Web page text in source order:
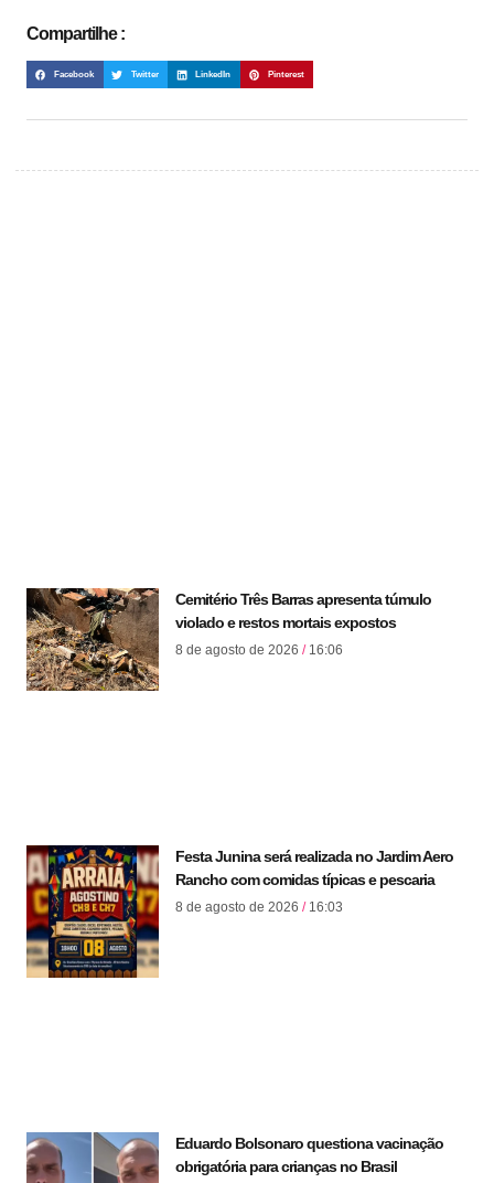
Compartilhe :
Facebook Twitter LinkedIn Pinterest
Cemitério Três Barras apresenta túmulo
violado e restos mortais expostos
8 de agosto de 2026 16:06
Festa Junina será realizada no Jardim Aero
Rancho com comidas típicas e pescaria
8 de agosto de 2026 16:03
Eduardo Bolsonaro questiona vacinação
obrigatória para crianças no Brasil